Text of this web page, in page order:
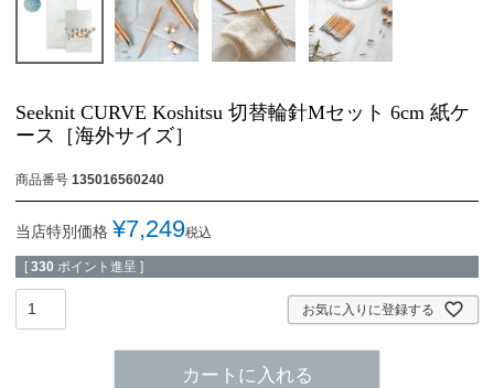
Seeknit CURVE Koshitsu 切替輪針Mセット 6cm 紙ケ
ース［海外サイズ］
商品番号 135016560240
当店特別価格 ¥7,249税込
[ 330 ポイント進呈 ]
お気に入りに登録する
カートに入れる